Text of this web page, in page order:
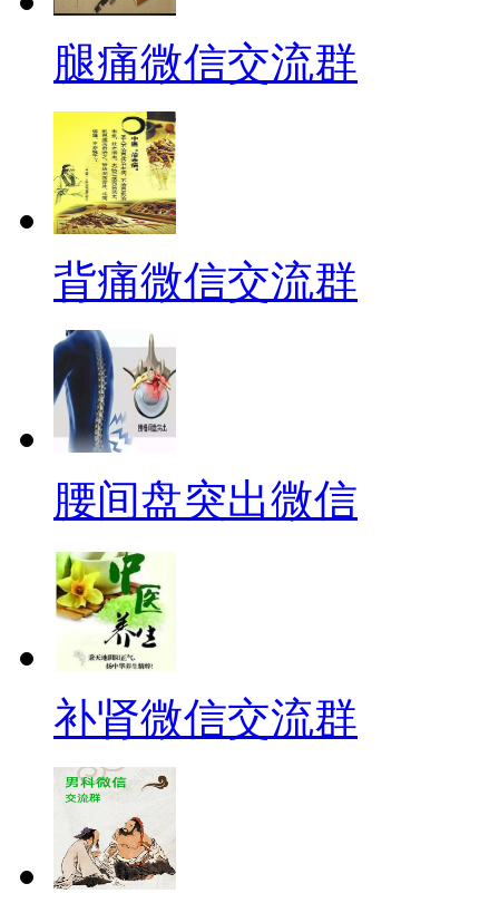
腿痛微信交流群
背痛微信交流群
腰间盘突出微信
补肾微信交流群